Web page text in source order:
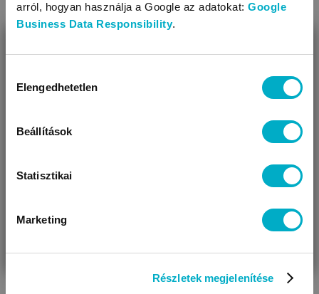
arról, hogyan használja a Google az adatokat: Google
Business Data Responsibility.
kiválasztása
Elengedhetetlen
Beállítások
Statisztikai
Marketing
Részletek megjelenítése
Vásárolj legalább 200 000 Ft értékben, és mi 2% helyett vásárlásod
értékének 5%-át írjuk jóvá neked!
Mindent megvehetsz, ami a webshopban rendelhető, és az
Úgy látjuk, most jársz nálunk először!
VÁRANDÓS
AJÁNDÉKOT